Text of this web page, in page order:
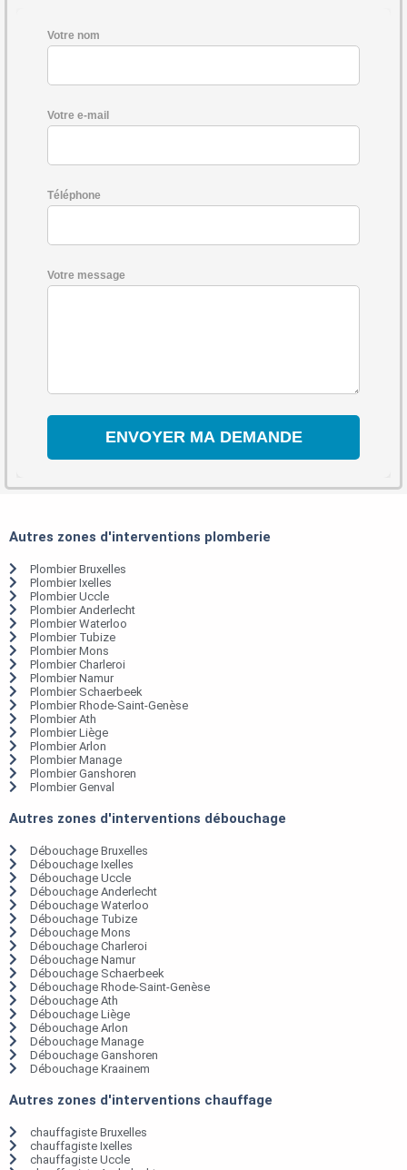
Votre nom
Votre e-mail
Téléphone
Votre message
Autres zones d'interventions plomberie
Plombier Bruxelles
Plombier Ixelles
Plombier Uccle
Plombier Anderlecht
Plombier Waterloo
Plombier Tubize
Plombier Mons
Plombier Charleroi
Plombier Namur
Plombier Schaerbeek
Plombier Rhode-Saint-Genèse
Plombier Ath
Plombier Liège
Plombier Arlon
Plombier Manage
Plombier Ganshoren
Plombier Genval
Autres zones d'interventions débouchage
Débouchage Bruxelles
Débouchage Ixelles
Débouchage Uccle
Débouchage Anderlecht
Débouchage Waterloo
Débouchage Tubize
Débouchage Mons
Débouchage Charleroi
Débouchage Namur
Débouchage Schaerbeek
Débouchage Rhode-Saint-Genèse
Débouchage Ath
Débouchage Liège
Débouchage Arlon
Débouchage Manage
Débouchage Ganshoren
Débouchage Kraainem
Autres zones d'interventions chauffage
chauffagiste Bruxelles
chauffagiste Ixelles
chauffagiste Uccle